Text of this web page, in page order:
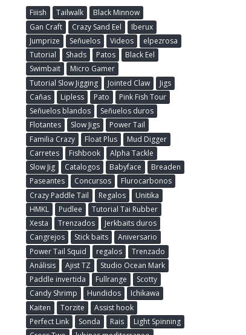
Fiiish Tailwalk
Black Minnow
Gan Craft
Crazy Sand Eel
Iberux
Jumprize
Señuelos Videos
elpezrosa
Tutorial
Shads Patos
Black Eel
Swimbait
Micro Gamer
Tutorial Slow Jigging
Jointed Claw
Jigs
Cañas
Lipless Pato
Pink Fish Tour
Señuelos blandos
Señuelos duros
Flotantes
Slow Jigs
Power Tail
Familia Crazy
Float Plus
Mud Digger
Carretes
Fishbook
Alpha Tackle
Slow Jig
Catalogos Babyface
Breaden
Paseantes
Concursos
Flurocarbonos
Crazy Paddle Tail
Regalos
Unitika
HMKL
Pudlee
Tutorial Tai Rubber
Xesta
Trenzados
Jerkbaits duros
Cangrejos
Stick baits
Aniversario
Power Tail Squid
regalos
Trenzado
Análisis
Ajist TZ
Studio Ocean Mark
Paddle invertida
Fullrange
Scotty
Candy Shrimp
Hundidos
Ichikawa
Kaiten
Torzite
Assist hook
Perfect Link
Sonda Rais
Light Spinning